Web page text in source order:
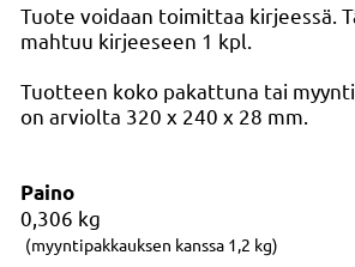
Tuote voidaan toimittaa kirjeessä.
mahtuu kirjeeseen 1 kpl.
Tuotteen koko pakattuna tai
on arviolta 320 x 240 x 28 mm.
Paino
0,306 kg
(myyntipakkauksen kanssa 1,2 kg)